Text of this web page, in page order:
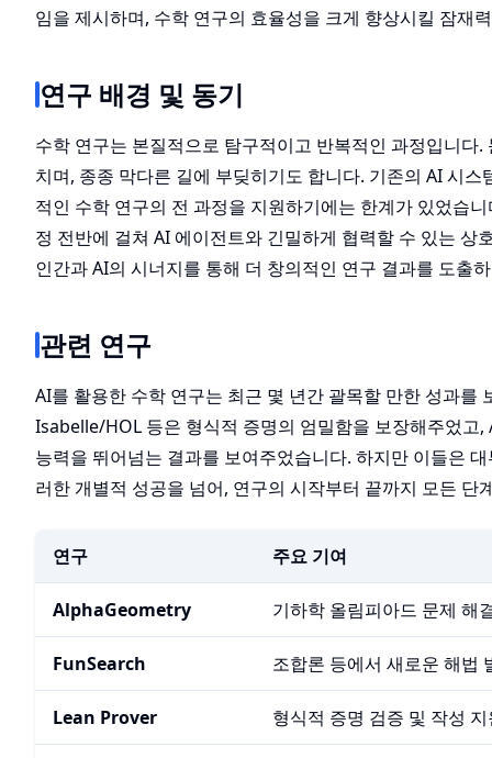
임을 제시하며, 수학 연구의 효율성을 크게 향상시킬 잠재
연구 배경 및 동기
수학 연구는 본질적으로 탐구적이고 반복적인 과정입니다
치며, 종종 막다른 길에 부딪히기도 합니다. 기존의 AI 시
적인 수학 연구의 전 과정을 지원하기에는 한계가 있었습
정 전반에 걸쳐 AI 에이전트와 긴밀하게 협력할 수 있는
인간과 AI의 시너지를 통해 더 창의적인 연구 결과를 도출
관련 연구
AI를 활용한 수학 연구는 최근 몇 년간 괄목할 만한 성과
Isabelle/HOL 등은 형식적 증명의 엄밀함을 보장해주었
능력을 뛰어넘는 결과를 보여주었습니다. 하지만 이들은
러한 개별적 성공을 넘어, 연구의 시작부터 끝까지 모든
연구 주요 기여
AlphaGeometry 기하학 올림피아드 문제 해
FunSearch 조합론 등에서 새로운 해법
Lean Prover 형식적 증명 검증 및 작성